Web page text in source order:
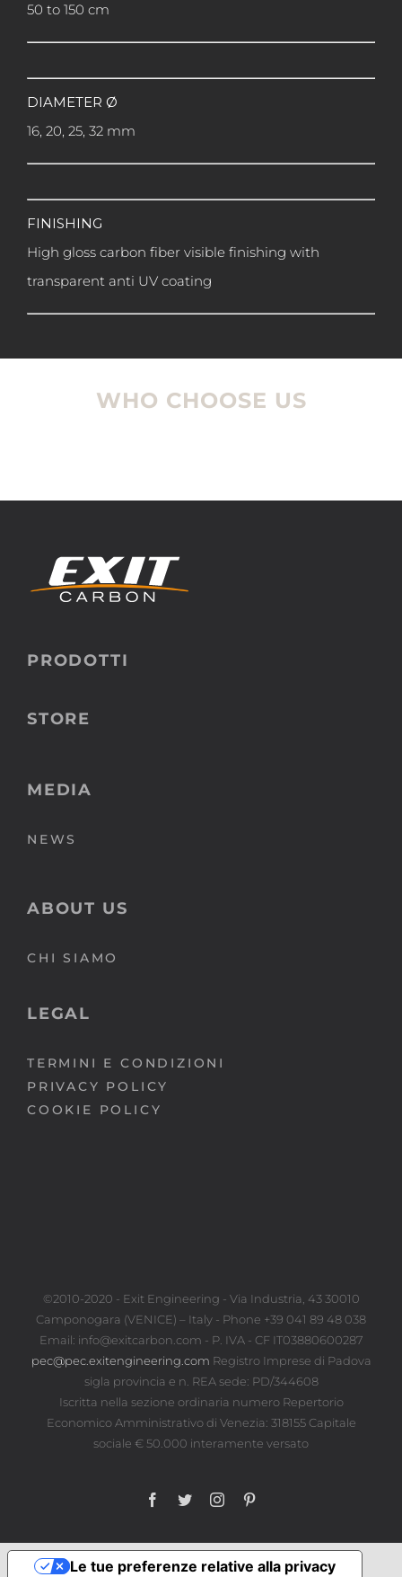
50 to 150 cm
DIAMETER Ø
16, 20, 25, 32 mm
FINISHING
High gloss carbon fiber visible finishing with
transparent anti UV coating
WHO CHOOSE US
PRODOTTI
STORE
MEDIA
NEWS
ABOUT US
CHI SIAMO
LEGAL
TERMINI E CONDIZIONI
PRIVACY POLICY
COOKIE POLICY
©2010-2020 - Exit Engineering - Via Industria, 43 30010
Camponogara (VENICE) – Italy - Phone +39 041 89 48 038
Email: info@exitcarbon.com - P. IVA - CF IT03880600287
pec@pec.exitengineering.com Registro Imprese di Padova
sigla provincia e n. REA sede: PD/344608
Iscritta nella sezione ordinaria numero Repertorio
Economico Amministrativo di Venezia: 318155 Capitale
sociale € 50.000 interamente versato
Facebook
TwitterInstagram
Le tue preferenze relative alla privacy